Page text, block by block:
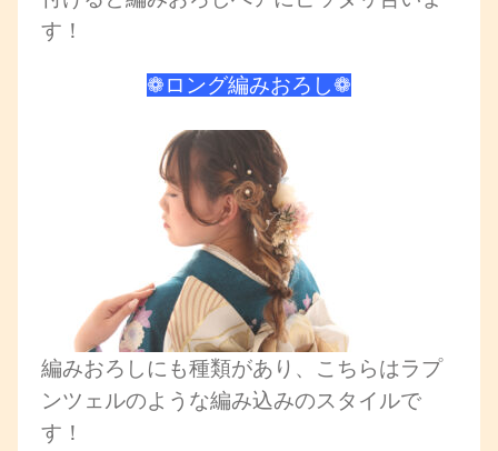
す！
❁ロング編みおろし❁
編みおろしにも種類があり、こちらはラプ
ンツェルのような編み込みのスタイルで
す！